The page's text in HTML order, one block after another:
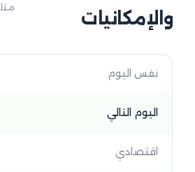
والإمكانيات
نفس اليوم
اليوم التالي
اقتصادي